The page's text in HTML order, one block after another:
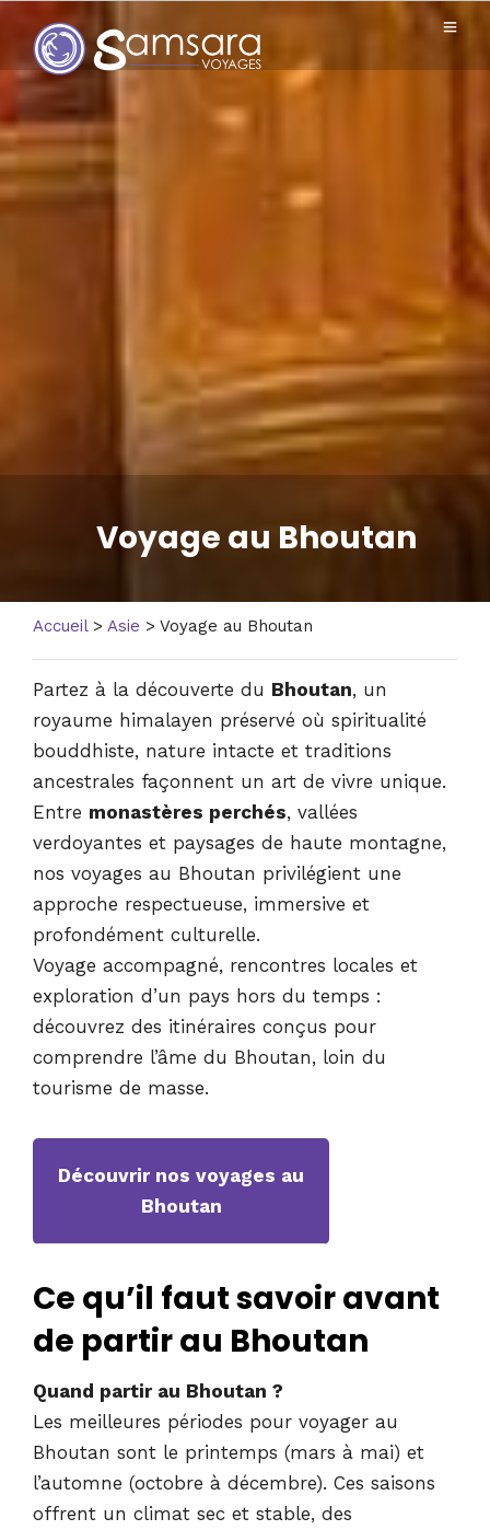
Voyage au Bhoutan
Accueil > Asie > Voyage au Bhoutan
Partez à la découverte du Bhoutan, un
royaume himalayen préservé où spiritualité
bouddhiste, nature intacte et traditions
ancestrales façonnent un art de vivre unique.
Entre monastères perchés, vallées
verdoyantes et paysages de haute montagne,
nos voyages au Bhoutan privilégient une
approche respectueuse, immersive et
profondément culturelle.
Voyage accompagné, rencontres locales et
exploration d’un pays hors du temps :
découvrez des itinéraires conçus pour
comprendre l’âme du Bhoutan, loin du
tourisme de masse.
Découvrir nos voyages au
Bhoutan
Ce qu’il faut savoir avant
de partir au Bhoutan
Quand partir au Bhoutan ?
Les meilleures périodes pour voyager au
Bhoutan sont le printemps (mars à mai) et
l’automne (octobre à décembre). Ces saisons
offrent un climat sec et stable, des